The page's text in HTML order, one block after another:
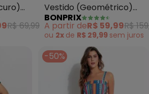
R$ 69,99
Vestido (Geométrico)
em Malha de Viscose
BONPRIX
A partir deR$ 59,99R$
ou 2x de R$ 29,99 sem juros
-50%